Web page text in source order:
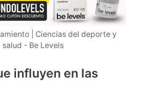
| Ciencias del deporte y
salud - Be Levels
influyen en las